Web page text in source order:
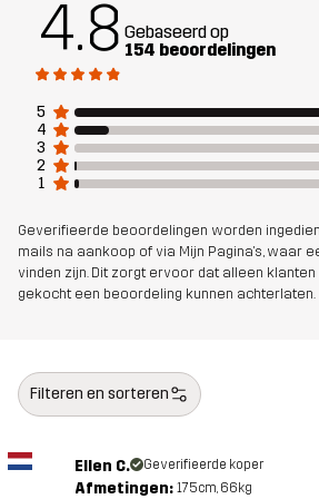
87% Polyamide
Ontworpen
voor
HARDLOPEN EN TRAINING
Artikelnummer 14245_2013
4.8 Gebaseerd op
154 beoordelingen
5
4
3
2
1
Geverifieerde beoordelingen worden
mails na aankoop of via Mijn Pagina's, waar
vinden zijn. Dit zorgt ervoor dat alleen
gekocht een beoordeling kunnen achterlaten.
Filteren en sorteren
Ellen C. Geverifieerde koper
Afmetingen: 175cm, 66kg